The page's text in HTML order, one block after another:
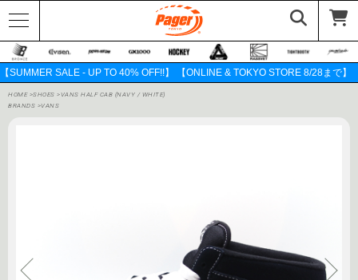
【SUMMER SALE - UP TO 40% OFF!!】 【ONLINE & TOKYO STORE 8/28まで
HOME >SHOES >VANS HALF CAB (NAVY / WHITE)
BRANDS >VANS